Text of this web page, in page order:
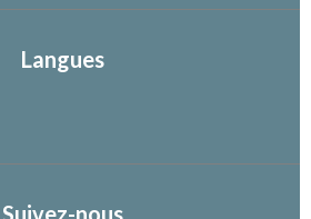
Langues
Suivez-nous